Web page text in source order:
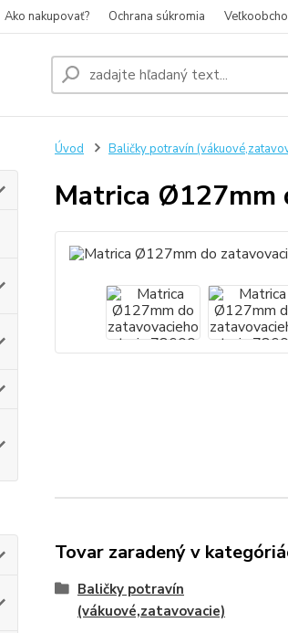
Ako nakupovať? Ochrana súkromia
Úvod Baličky potravín
Matrica Ø127mm
Tovar zaradený v
Baličky potravín
(vákuové,zatavovacie)